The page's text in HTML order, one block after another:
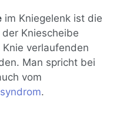
im Kniegelenk ist die
Kniescheibe
verlaufenden
Man spricht bei
vom
.
vorne unter der